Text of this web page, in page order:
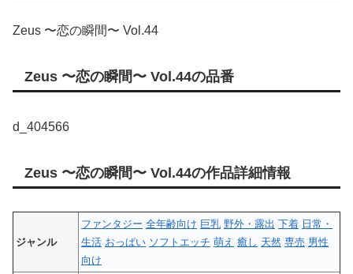
Zeus 〜恋の瞬間〜 Vol.44
Zeus 〜恋の瞬間〜 Vol.44の品番
d_404566
Zeus 〜恋の瞬間〜 Vol.44の作品詳細情報
ジャンル
ファンタジー 全年齢向け 巨乳 野外・露出 下着 日常・
生活 おっぱい ソフトエッチ 萌え 癒し 天然 専売 男性
向け